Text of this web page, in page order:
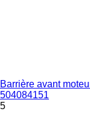
Barrière avant
504084151
5